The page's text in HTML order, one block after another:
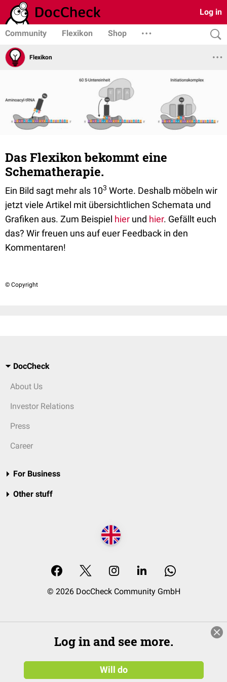
Log in
Community Flexikon Shop
Flexikon
Das Flexikon bekommt eine
Schematherapie.
Ein Bild sagt mehr als 103 Worte. Deshalb möbeln wir
jetzt viele Artikel mit übersichtlichen Schemata und
Grafiken aus. Zum Beispiel hier und hier. Gefällt euch
das? Wir freuen uns auf euer Feedback in den
Kommentaren!
© Copyright
DocCheck
About Us
Investor Relations
Press
Career
For Business
Other stuff
© 2026 DocCheck Community GmbH
Log in and see more.
Will do